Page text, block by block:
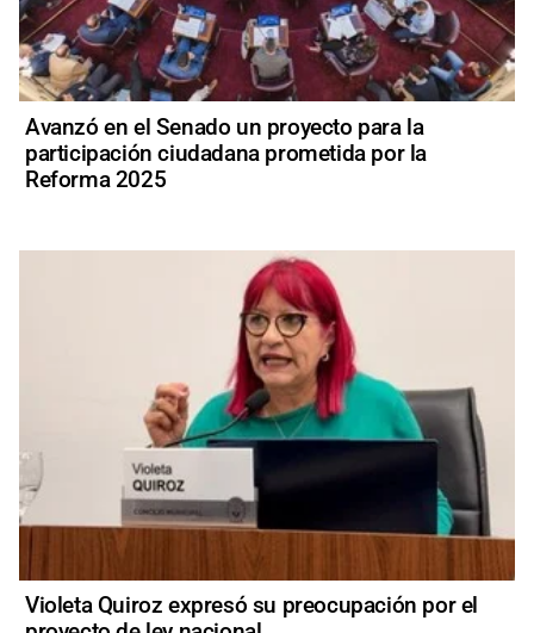
Avanzó en el Senado un proyecto para la
participación ciudadana prometida por la
Reforma 2025
Violeta Quiroz expresó su preocupación por el